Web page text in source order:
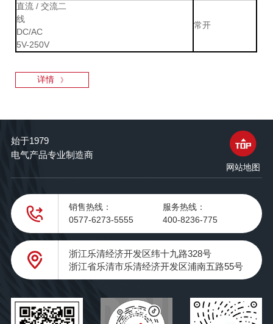
直流 / 交流二
线
DC/AC
5V-250V
常开
详情 》
始于1979
电气产品专业制造商
网站地图
销售热线：
0577-6273-5555
服务热线：
400-8236-775
浙江乐清经济开发区纬十九路328号
浙江省乐清市乐清经济开发区浦南五路55号